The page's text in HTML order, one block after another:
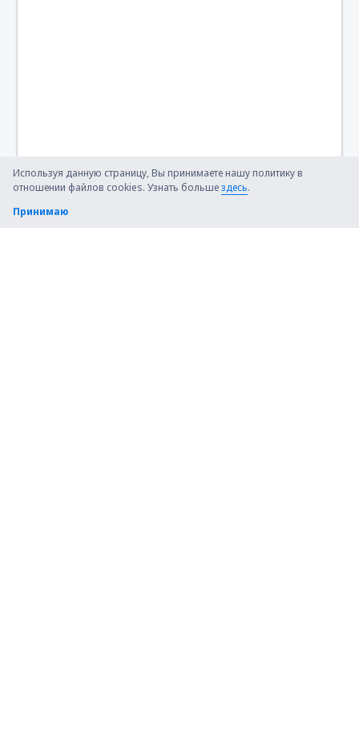
Используя данную страницу, Вы принимаете нашу политику в
отношении файлов cookies. Узнать большездесь.
Принимаю